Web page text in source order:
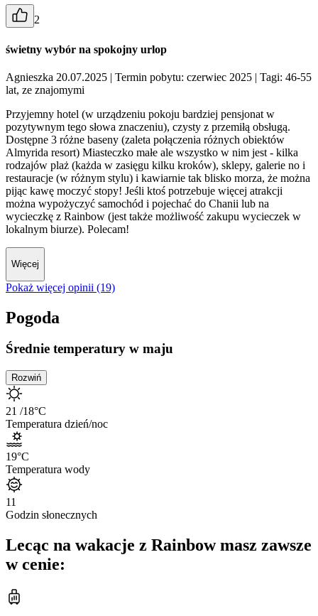
2
świetny wybór na spokojny urlop
Agnieszka 20.07.2025 | Termin pobytu: czerwiec 2025 | Tagi: 46-55
lat, ze znajomymi
Przyjemny hotel (w urządzeniu pokoju bardziej pensjonat w
pozytywnym tego słowa znaczeniu), czysty z przemiłą obsługą.
Dostępne 3 różne baseny (zaleta połączenia różnych obiektów
Almyrida resort) Miasteczko małe ale wszystko w nim jest - kilka
rodzajów plaż (każda w zasięgu kilku kroków), sklepy, galerie no i
restauracje (w różnym stylu) i kawiarnie tak blisko morza, że można
pijąc kawę moczyć stopy! Jeśli ktoś potrzebuje więcej atrakcji
można wypożyczyć samochód i pojechać do Chanii lub na
wycieczkę z Rainbow (jest także możliwość zakupu wycieczek w
lokalnym biurze). Polecam!
Więcej
Pokaż więcej opinii (19)
Pogoda
Średnie temperatury w maju
Rozwiń
21 /18°C
Temperatura dzień/noc
19°C
Temperatura wody
11
Godzin słonecznych
Lecąc na wakacje z Rainbow masz zawsze
w cenie: